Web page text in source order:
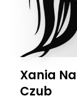
Xania
Czub